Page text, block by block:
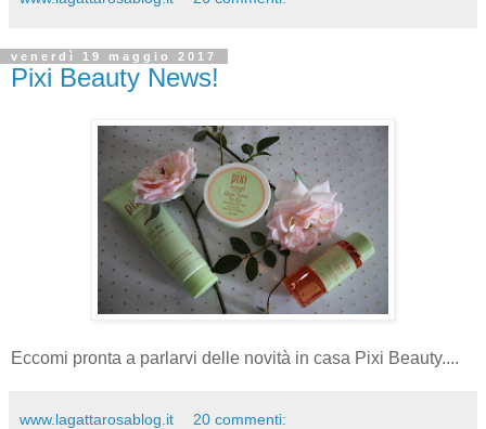
venerdì 19 maggio 2017
Pixi Beauty News!
Eccomi pronta a parlarvi delle novità in casa Pixi Beauty....
www.lagattarosablog.it 20 commenti: